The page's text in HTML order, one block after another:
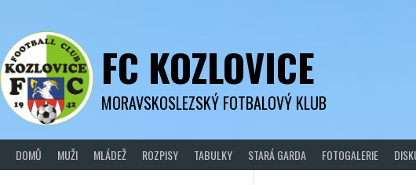
content
FC KOZLOVICE
MORAVSKOSLEZSKÝ FOTBALOVÝ KLUB
DOMŮ MUŽI MLÁDEŽ ROZPISY TABULKY STARÁ GARDA FOTOGALERIE